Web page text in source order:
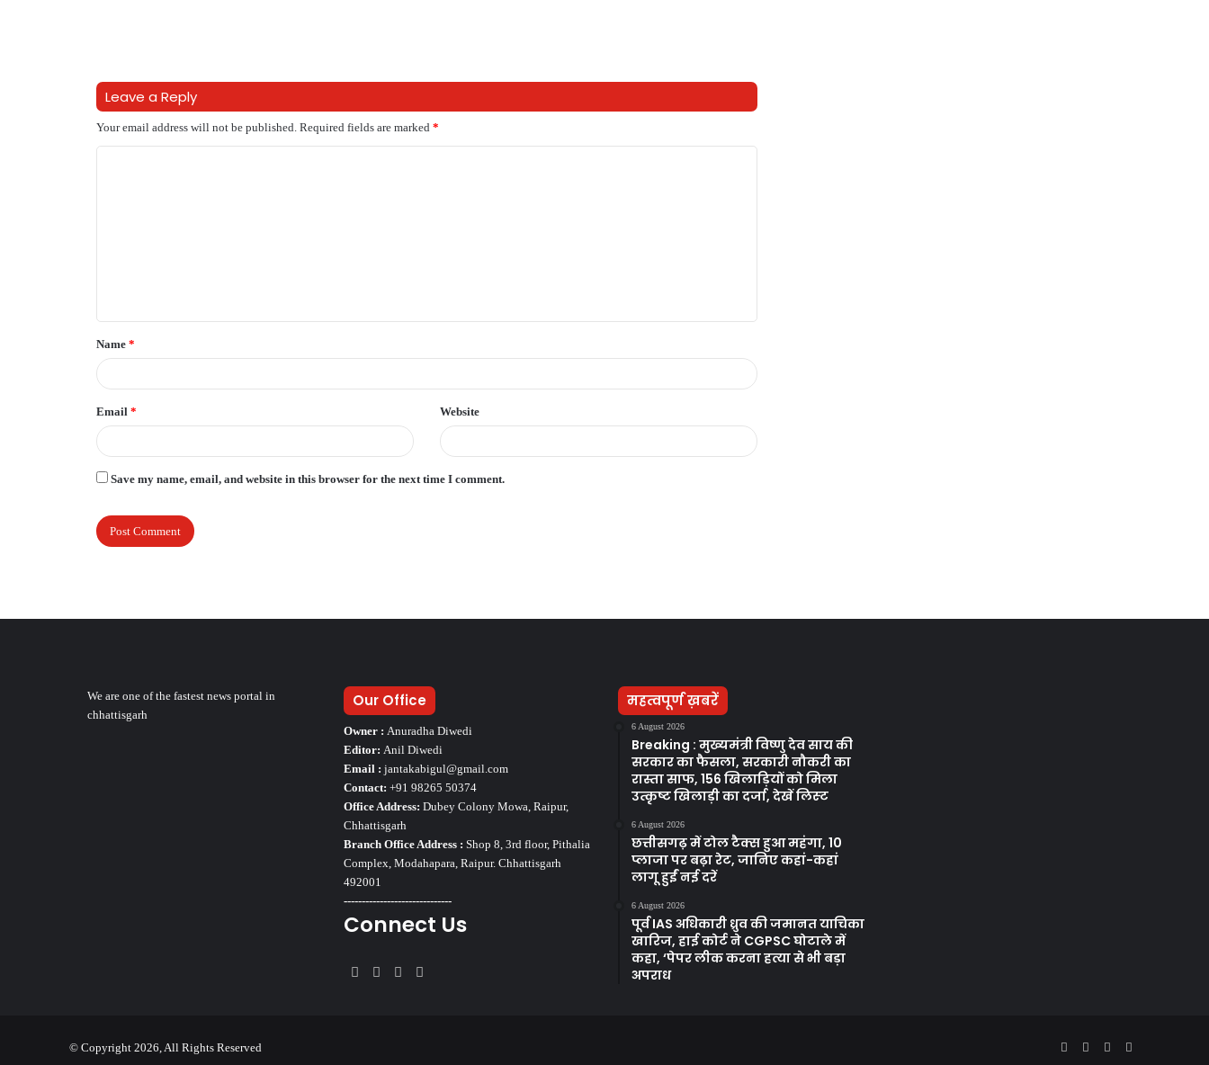
Leave a Reply
Your email address will not be published. Required fields are marked *
t
*
Name *
Email * Website
Save my name, email, and website in this browser for the next time I comment.
We are one of the fastest news portal in
chhattisgarh
Our Office
Owner : Anuradha Diwedi
Editor: Anil Diwedi
Email : jantakabigul@gmail.com
Contact: +91 98265 50374
Office Address: Dubey Colony Mowa, Raipur,
Chhattisgarh
Branch Office Address : Shop 8, 3rd floor, Pithalia
Complex, Modahapara, Raipur. Chhattisgarh
492001
------------------------------
Connect Us
Facebook
TwitterYouTube
महत्वपूर्ण ख़बरें
6 August 2026
Breaking : मुख्यमंत्री विष्णु देव साय की
सरकार का फैसला, सरकारी नौकरी का
रास्ता साफ, 156 खिलाड़ियों को मिला
उत्कृष्ट खिलाड़ी का दर्जा, देखें लिस्‍ट
6 August 2026
छत्तीसगढ़ में टोल टैक्स हुआ महंगा, 10
प्लाजा पर बढ़ा रेट, जानिए कहां-कहां
लागू हुईं नई दरें
6 August 2026
पूर्व IAS अधिकारी ध्रुव की जमानत याचिका
खारिज, हाई कोर्ट ने CGPSC घोटाले में
कहा, ‘पेपर लीक करना हत्या से भी बड़ा
अपराध
© Copyright 2026, All Rights Reserved Facebook
TwitterYouTube